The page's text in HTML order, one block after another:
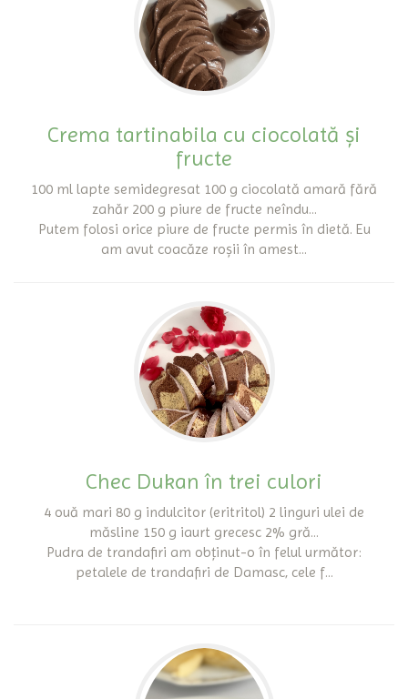
Crema tartinabila cu ciocolată și
fructe
100 ml lapte semidegresat 100 g ciocolată amară fără
zahăr 200 g piure de fructe neîndu...
Putem folosi orice piure de fructe permis în dietă. Eu
am avut coacăze roșii în amest...
Chec Dukan în trei culori
4 ouă mari 80 g indulcitor (eritritol) 2 linguri ulei de
măsline 150 g iaurt grecesc 2% gră...
Pudra de trandafiri am obținut-o în felul următor:
petalele de trandafiri de Damasc, cele f...